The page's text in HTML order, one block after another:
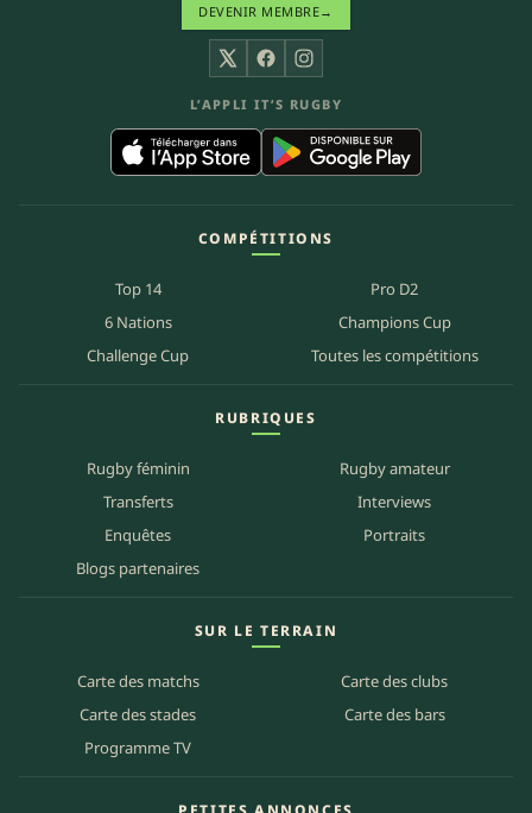
DEVENIR MEMBRE→
X FacebookInstagram
L’APPLI IT’S RUGBY
COMPÉTITIONS
Top 14
Pro D2
6 Nations
Champions Cup
Challenge Cup
Toutes les compétitions
RUBRIQUES
Rugby féminin
Rugby amateur
Transferts
Interviews
Enquêtes
Portraits
Blogs partenaires
SUR LE TERRAIN
Carte des matchs
Carte des clubs
Carte des stades
Carte des bars
Programme TV